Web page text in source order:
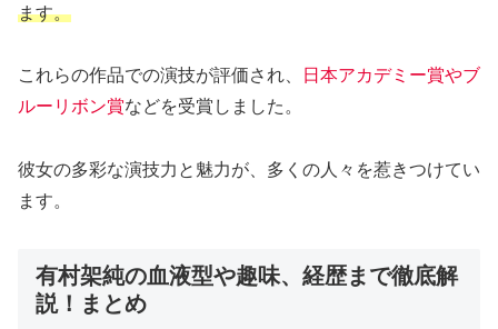
ます。
これらの作品での演技が評価され、
日本アカデミー賞やブ
ルーリボン賞などを受賞しました。
彼女の多彩な演技力と魅力が、多くの人々を惹きつけてい
ます。
有村架純の血液型や趣味、経歴まで徹底解
説！まとめ